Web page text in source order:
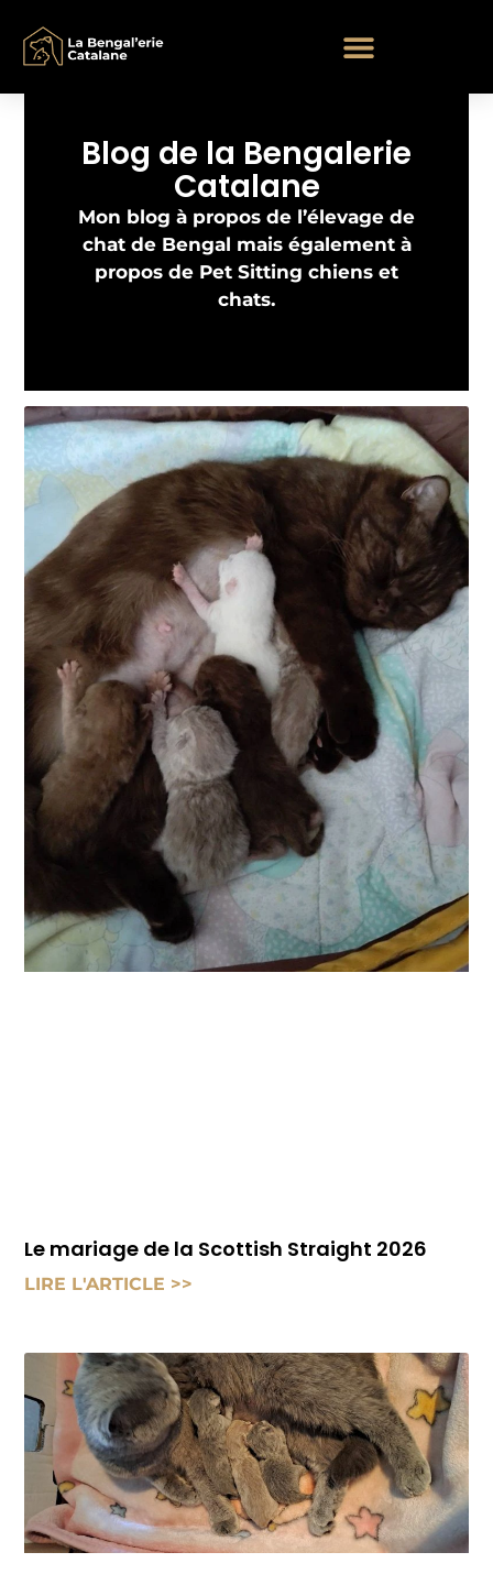
contenu
Blog de la Bengalerie
Catalane
Mon blog à propos de l’élevage de
chat de Bengal mais également à
propos de Pet Sitting chiens et
chats.
Le mariage de la Scottish Straight 2026
LIRE L'ARTICLE >>
Page
Page